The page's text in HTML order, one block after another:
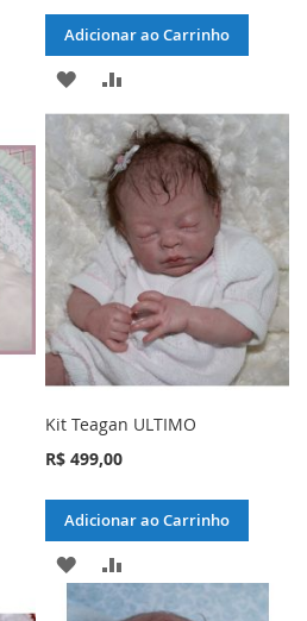
Adicionar ao Carrinho
ADICIONAR
À
LISTA
DE
DESEJOS
PARA
COMPARAR
Kit Teagan ULTIMO
R$ 499,00
Adicionar ao Carrinho
ADICIONAR
À
PARA